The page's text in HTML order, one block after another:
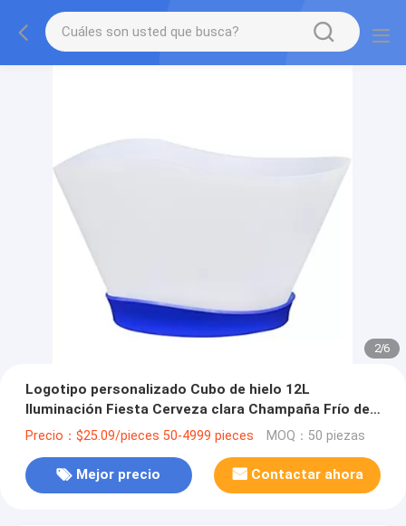
2/6
Logotipo personalizado Cubo de hielo 12L
Iluminación Fiesta Cerveza clara Champaña Frío de
botella de vino LED
Precio：$25.09/pieces 50-4999 pieces MOQ：50 piezas
Mejor precio Contactar ahora